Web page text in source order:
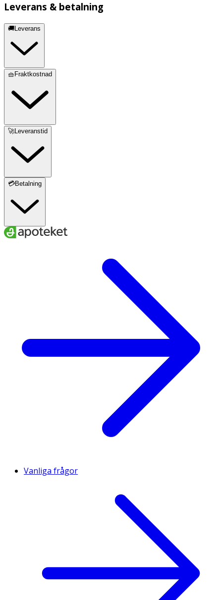
Leverans & betalning
🚚Leverans
🧺Fraktkostnad
🚀Leveranstid
💳Betalning
Vanliga frågor